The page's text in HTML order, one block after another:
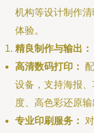
机构等设计制作
体验。
精良制作与输出：
高清数码打印：
设备，支持海报
度、高色彩还原输
专业印刷服务：